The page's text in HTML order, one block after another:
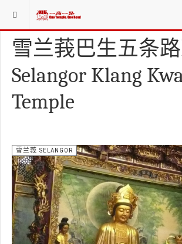
当前位置： 庙寺宫坛堂社CHINESE WORSHIP ORG.
雪兰莪巴生五条
Selangor Klang
Temple
雪兰莪 SELANGOR